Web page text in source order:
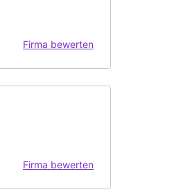
Firma bewerten
Firma bewerten